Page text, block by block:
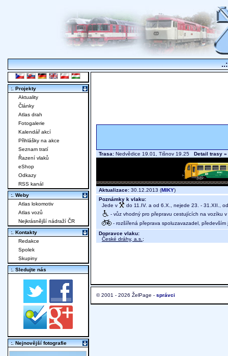
Trasa: Nedvědice 19.01, Tišnov 19.25 Detail trasy »
Aktualizace: 30.12.2013 (MIKY)
Poznámky k vlaku:
Jede v
do 11.IV. a od 6.X., nejede 23. - 31.XII.,
- vůz vhodný pro přepravu cestujících na vozíku v
- rozšířená přeprava spoluzavazadel, především
Dopravce vlaku:
České dráhy, a.s. ;
© 2001 - 2026 ŽelPage - správci
:. Projekty
Aktuality
Články
Atlas drah
Fotogalerie
Kalendář akcí
Přihlášky na akce
Seznam tratí
Řazení vlaků
eShop
Odkazy
RSS kanál
:. Weby
Atlas lokomotiv
Atlas vozů
Nejkrásnější nádraží ČR
:. Kontakty
Redakce
Spolek
Skupiny
:. Sledujte nás
:. Nejnovější fotografie